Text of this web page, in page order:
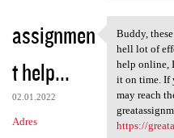
assignmen
t help...
02.01.2022
Adres
Buddy,
Buddy,
hell lot of
help online,
it on time. If
may reach
https://